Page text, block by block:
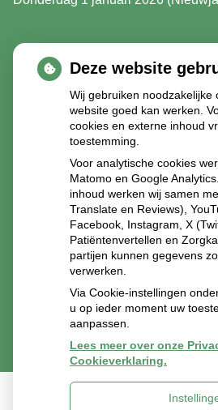
Deze website
Wij gebruiken noodzakelijke
website goed kan werken.
cookies en externe inhoud
toestemming.
Voor analytische cookies
Matomo en Google
inhoud werken wij samen
Translate en Reviews),
Facebook, Instagram, X
Patiëntenvertellen en
partijen kunnen gegevens
verwerken.
Via Cookie-instellingen
u op ieder moment uw
aanpassen.
Lees meer over onze
Cookieverklaring.